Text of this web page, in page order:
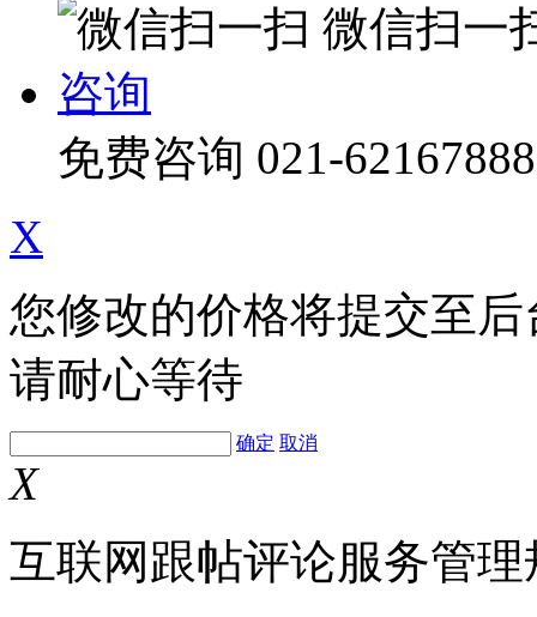
微信扫一
咨询
免费咨询 021-62167888
X
您修改的价格将提交至
请耐心等待
确定 取消
X
互联网跟帖评论服务管理